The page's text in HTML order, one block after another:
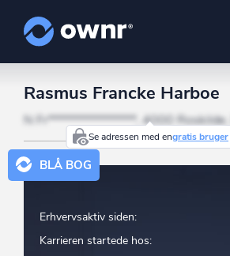
Rasmus Francke Harboe
N Fr****************, 4000 Roskilde,
Se adressen med engratis bruger
BLÅ BOG
Erhvervsaktiv siden:
Karrieren startede hos: